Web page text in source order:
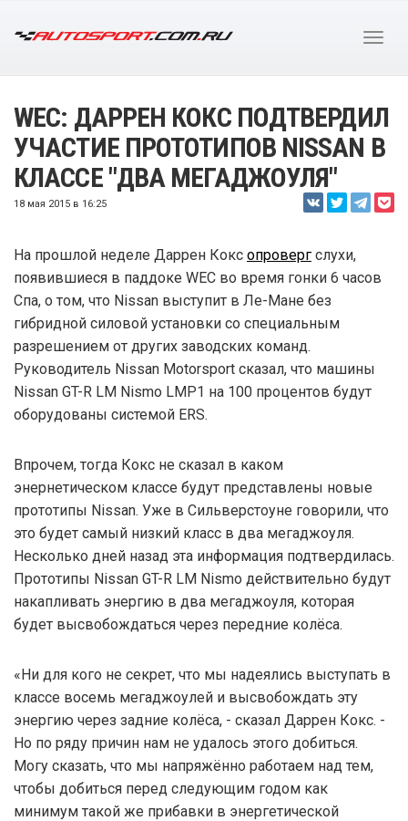
WEC: ДАРРЕН КОКС ПОДТВЕРДИЛ
УЧАСТИЕ ПРОТОТИПОВ NISSAN В
КЛАССЕ "ДВА МЕГАДЖОУЛЯ"
18 мая 2015 в 16:25
На прошлой неделе Даррен Кокс опроверг слухи,
появившиеся в паддоке WEC во время гонки 6 часов
Спа, о том, что Nissan выступит в Ле-Мане без
гибридной силовой установки со специальным
разрешением от других заводских команд.
Руководитель Nissan Motorsport сказал, что машины
Nissan GT-R LM Nismo LMP1 на 100 процентов будут
оборудованы системой ERS.
Впрочем, тогда Кокс не сказал в каком
энернетическом классе будут представлены новые
прототипы Nissan. Уже в Сильверстоуне говорили, что
это будет самый низкий класс в два мегаджоуля.
Несколько дней назад эта информация подтвердилась.
Прототипы Nissan GT-R LM Nismo действительно будут
накапливать энергию в два мегаджоуля, которая
будет высвобождаться через передние колёса.
«Ни для кого не секрет, что мы надеялись выступать в
классе восемь мегаджоулей и высвобождать эту
энергию через задние колёса, - сказал Даррен Кокс. -
Но по ряду причин нам не удалось этого добиться.
Могу сказать, что мы напряжённо работаем над тем,
чтобы добиться перед следующим годом как
минимум такой же прибавки в энергетической